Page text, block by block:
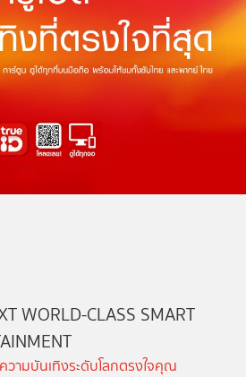
WORLD-CLASS SMART
ามบันเทิงระดับโลกตรงใจคุณ